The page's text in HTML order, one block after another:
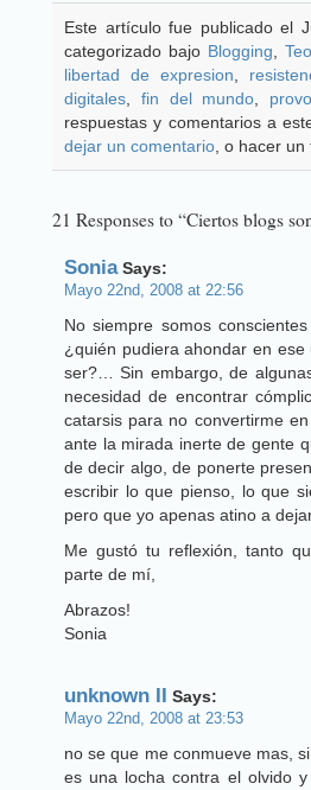
Este artículo fue publicado el
categorizado bajo Blogging
libertad de expresion
digitales
fin del mundo
respuestas y comentarios a
dejar un comentario , o hacer
21 Responses to “Ciertos blogs
SoniaSays:
Mayo 22nd, 2008 at 22:56
No siempre somos
¿quién pudiera ahondar en
ser?… Sin embargo, de
necesidad de encontrar
catarsis para no convertirme
ante la mirada inerte de gente
de decir algo, de ponerte
escribir lo que pienso, lo que
pero que yo apenas atino a
Me gustó tu reflexión, tanto
parte de mí,
Abrazos!
Sonia
unknown II Says:
Mayo 22nd, 2008 at 23:53
no se que me conmueve mas,
es una locha contra el olvido